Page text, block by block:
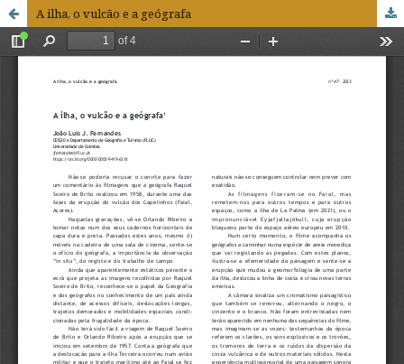
A ilha, o vulcão e a geógrafa